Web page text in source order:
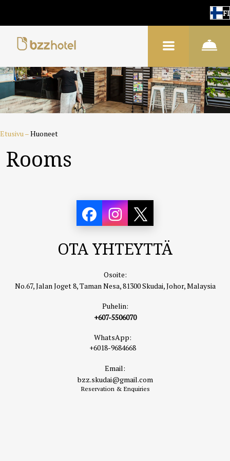
FI
Etusivu–Huoneet
Rooms
OTA YHTEYTTÄ
Osoite:
No.67, Jalan Joget 8, Taman Nesa, 81300 Skudai, Johor, Malaysia
Puhelin:
+607-5506070
WhatsApp:
+6018-9684668
Email:
bzz.skudai@gmail.com
Reservation & Enquiries